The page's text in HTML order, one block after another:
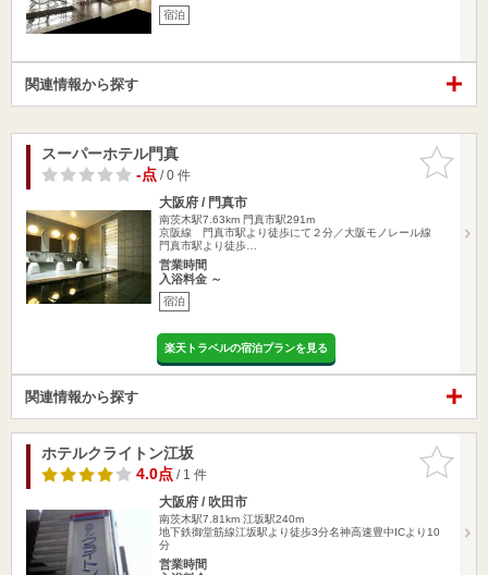
宿泊
関連情報から探す
お気に入
りに追加
スーパーホテル門真
-点/ 0 件
大阪府 / 門真市
南茨木駅7.63km 門真市駅291m
京阪線 門真市駅より徒歩にて２分／大阪モノレール線
門真市駅より徒歩…
営業時間
入浴料金 ～
宿泊
楽天トラベルの宿泊プランを見る
関連情報から探す
お気に入
りに追加
ホテルクライトン江坂
4.0点/ 1 件
大阪府 / 吹田市
南茨木駅7.81km 江坂駅240m
地下鉄御堂筋線江坂駅より徒歩3分名神高速豊中ICより10
分
営業時間